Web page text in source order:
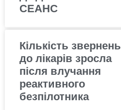
СЕАНС
Кількість звернень
до лікарів зросла
після влучання
реактивного
безпілотника